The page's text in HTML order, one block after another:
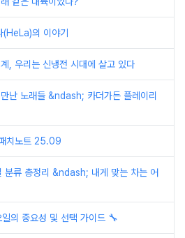
(HeLa)의 이야기
, 우리는 신냉전 시대에 살고 있다
난 노래들 &ndash; 카더가든 플레이리
치노트 25.09
분류 총정리 &ndash; 내게 맞는 차는 어
의 중요성 및 선택 가이드 🔧